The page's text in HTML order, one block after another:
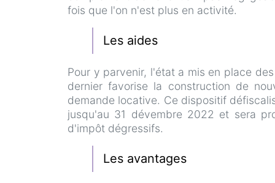
fois que l'on n'est plus en activité.
Les aides
Pour y parvenir, l'état a mis en place
dernier favorise la construction de
demande locative. Ce dispositif
jusqu'au 31 dévembre 2022 et sera
d'impôt dégressifs.
Les avantages